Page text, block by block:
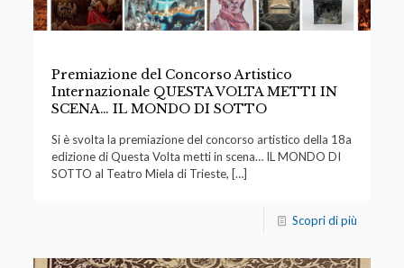
Premiazione del Concorso Artistico
Internazionale QUESTA VOLTA METTI IN
SCENA… IL MONDO DI SOTTO
Si è svolta la premiazione del concorso artistico della 18a
edizione di Questa Volta metti in scena… IL MONDO DI
SOTTO al Teatro Miela di Trieste, […]
Scopri di più